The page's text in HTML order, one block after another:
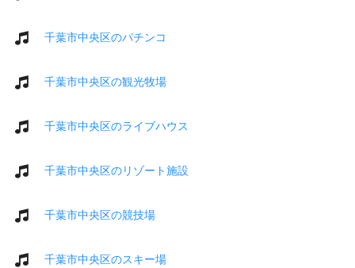
千葉市中央区のパチンコ
千葉市中央区の観光牧場
千葉市中央区のライブハウス
千葉市中央区のリゾート施設
千葉市中央区の競技場
千葉市中央区のスキー場